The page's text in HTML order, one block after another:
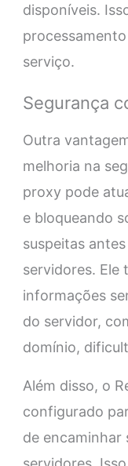
disponíveis.
serviço.
Segurança
Outra
melhoria na
proxy pode
e bloqueando
suspeitas
servidores. Ele
informações
do servidor,
domínio,
Além disso, o
configurado
de encaminhar